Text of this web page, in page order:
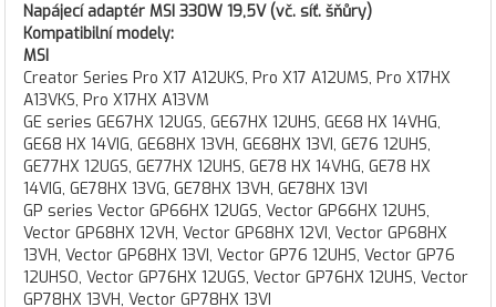
Napájecí adaptér MSI 330W 19,5V (vč. síť. šňůry)
Kompatibilní modely:
MSI
Creator Series Pro X17 A12UKS, Pro X17 A12UMS, Pro X17HX
A13VKS, Pro X17HX A13VM
GE series GE67HX 12UGS, GE67HX 12UHS, GE68 HX 14VHG,
GE68 HX 14VIG, GE68HX 13VH, GE68HX 13VI, GE76 12UHS,
GE77HX 12UGS, GE77HX 12UHS, GE78 HX 14VHG, GE78 HX
14VIG, GE78HX 13VG, GE78HX 13VH, GE78HX 13VI
GP series Vector GP66HX 12UGS, Vector GP66HX 12UHS,
Vector GP68HX 12VH, Vector GP68HX 12VI, Vector GP68HX
13VH, Vector GP68HX 13VI, Vector GP76 12UHS, Vector GP76
12UHSO, Vector GP76HX 12UGS, Vector GP76HX 12UHS, Vector
GP78HX 13VH, Vector GP78HX 13VI